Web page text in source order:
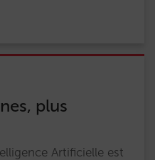
plus
Artificielle est